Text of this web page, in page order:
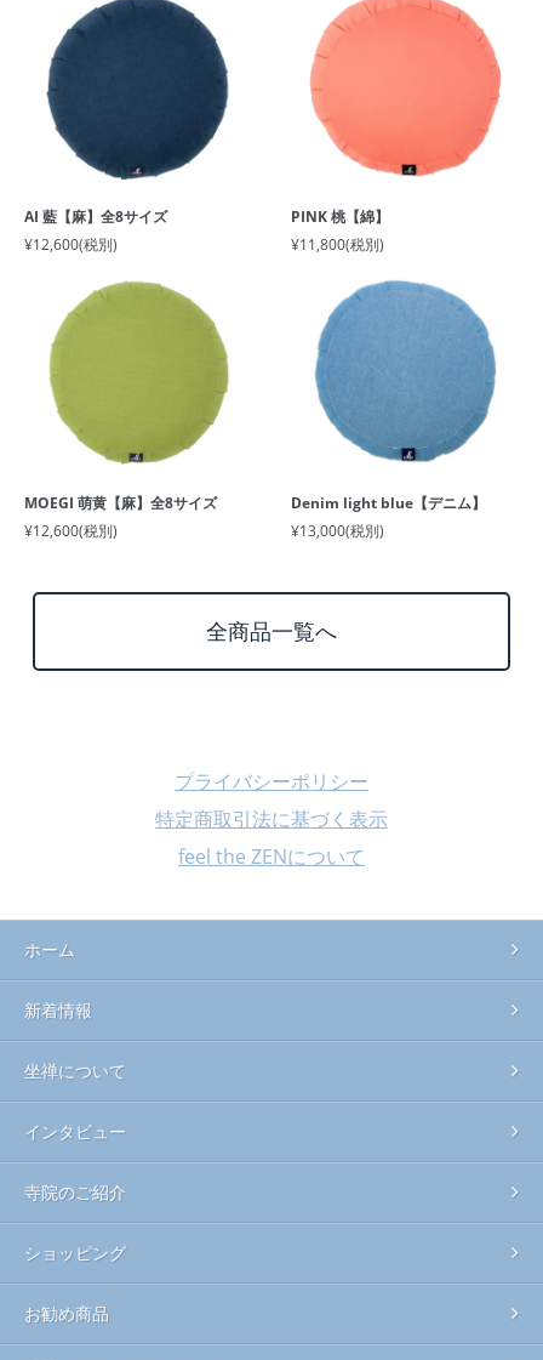
AI 藍【麻】全8サイズ
¥12,600(税別)
PINK 桃【綿】
¥11,800(税別)
MOEGI 萌黄【麻】全8サイズ
¥12,600(税別)
Denim light blue【デニム】
¥13,000(税別)
全商品一覧へ
プライバシーポリシー
特定商取引法に基づく表示
feel the ZENについて
ホーム
新着情報
坐禅について
インタビュー
寺院のご紹介
ショッピング
お勧め商品